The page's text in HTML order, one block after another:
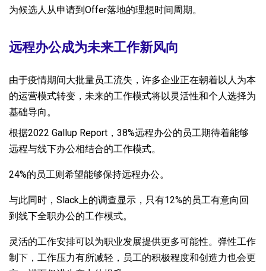
为候选人从申请到Offer落地的理想时间周期。
远程办公成为未来工作新风向
由于疫情期间大批量员工流失，许多企业正在朝着以人为本
的运营模式转变，未来的工作模式将以灵活性和个人选择为
基础导向。
根据2022 Gallup Report，38%远程办公的员工期待着能够
远程与线下办公相结合的工作模式。
24%的员工则希望能够保持远程办公。
与此同时，Slack上的调查显示，只有12%的员工有意向回
到线下全职办公的工作模式。
灵活的工作安排可以为职业发展提供更多可能性。弹性工作
制下，工作压力有所减轻，员工的积极程度和创造力也会更